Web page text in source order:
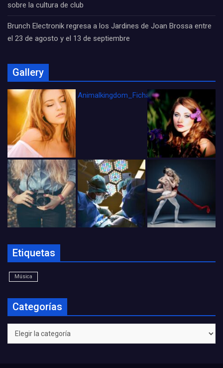
sobre la cultura de club
Brunch Electronik regresa a los Jardines de Joan Brossa entre
el 23 de agosto y el 13 de septiembre
Gallery
Animalkingdom_FichaCine
Etiquetas
Música
Categorías
Categorías